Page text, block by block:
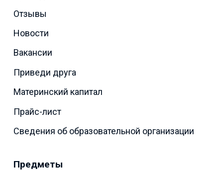
Отзывы
Новости
Вакансии
Приведи друга
Материнский капитал
Прайс-лист
Сведения об образовательной организации
Предметы